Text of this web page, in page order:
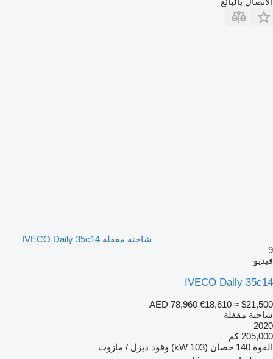
شاحنة مقفلة IVECO Daily 35c14
9
فيديو
IVECO Daily 35c14
AED 78,960 €18,610 ≈ $21,500
شاحنة مقفلة
2020
205,000 كم
القوة 140 حصان (103 kW) وقود ديزل / مازوت